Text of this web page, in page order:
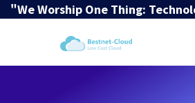
"We Worship One Thing: